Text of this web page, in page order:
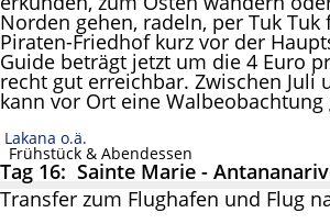
Norden gehen, radeln, per Tuk Tuk
Piraten-Friedhof kurz vor der
Guide beträgt jetzt um die 4 Euro
recht gut erreichbar. Zwischen Juli
kann vor Ort eine
Lakana o.ä.
Frühstück & Abendessen
Tag 16: Sainte Marie -
Transfer zum Flughafen und Flug